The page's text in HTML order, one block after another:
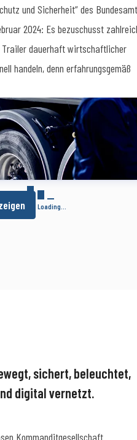
und Sicherheit“ des
2024: Es bezuschusst
Trailer dauerhaft wirtschaftlicher
handeln, denn erfahrungsgemäß
Loading...
sichert, beleuchtet,
digital vernetzt.
Kommanditgesellschaft